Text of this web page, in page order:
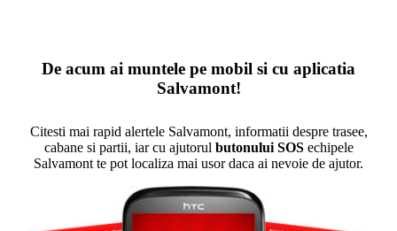
De acum ai muntele pe mobil si cu aplicatia
Salvamont!
Citesti mai rapid alertele Salvamont, informatii despre trasee,
cabane si partii, iar cu ajutorul butonului SOSechipele
Salvamont te pot localiza mai usor daca ai nevoie de ajutor.